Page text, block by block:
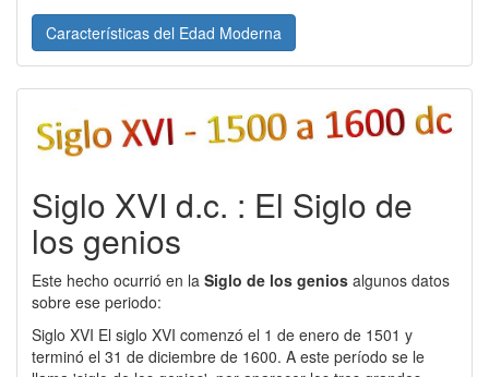
Características del Edad Moderna
Siglo XVI d.c. : El Siglo de
los genios
Este hecho ocurrió en la Siglo de los genios algunos datos
sobre ese periodo:
Siglo XVI El siglo XVI comenzó el 1 de enero de 1501 y
terminó el 31 de diciembre de 1600. A este período se le